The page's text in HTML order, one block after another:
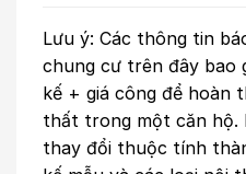
Lưu ý: Các thông tin
chung cư trên đây bao
kế + giá công để hoàn
thất trong một căn hộ.
thay đổi thuộc tính